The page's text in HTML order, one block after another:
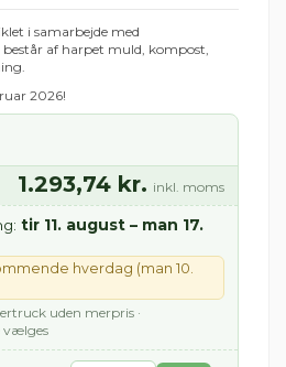
i samarbejde med
af harpet muld, kompost,
2026!
1.293,74 kr. inkl. moms
tir 11. august – man 17.
hverdag (man 10.
uden merpris ·
vælges